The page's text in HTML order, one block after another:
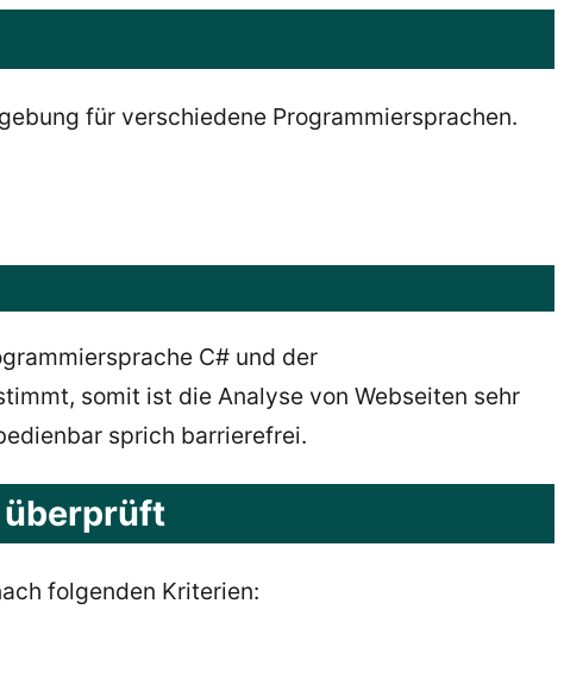
für verschiedene Programmiersprachen.
C# und der
somit ist die Analyse von Webseiten sehr
sprich barrierefrei.
folgenden Kriterien: